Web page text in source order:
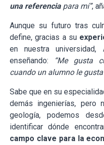
una referenciapara mí”,
Aunque su futuro tras
define, gracias a su
en nuestra universidad,
enseñando:
“Me gusta
cuando un alumno le
Sabe que en su
demás ingenierías, pero
geología, podemos
identificar dónde
campo clave para la